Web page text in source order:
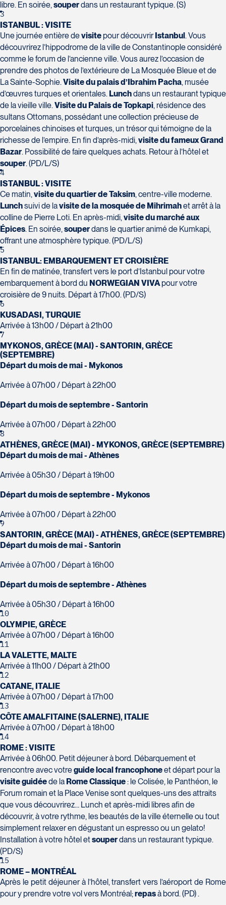
libre. En soirée,souperdans un restaurant typique. (S)
3
ISTANBUL : VISITE
Une journée entière devisite pour découvrirIstanbul . Vous
découvrirez l’hippodrome de la ville de Constantinople considéré
comme le forum de l’ancienne ville. Vous aurez l’occasion de
prendre des photos de l’extérieure de La Mosquée Bleue et de
La Sainte-Sophie.Visite du palais d’Ibrahim Pacha, musée
d’œuvres turques et orientales. Lunchdans un restaurant typique
de la vieille ville.Visite du Palais de Topkapi, résidence des
sultans Ottomans, possédant une collection précieuse de
porcelaines chinoises et turques, un trésor qui témoigne de la
richesse de l’empire. En fin d’après-midi,visite du fameux Grand
Bazar. Possibilité de faire quelques achats. Retour à l’hôtel et
souper. (PD/L/S)
4
ISTANBUL : VISITE
Ce matin,visite du quartier de Taksim, centre-ville moderne.
Lunchsuivi de lavisite de la mosquée de Mihrimahet arrêt à la
colline de Pierre Loti. En après-midi,visite du marché aux
Épices. En soirée,souperdans le quartier animé de Kumkapi,
offrant une atmosphère typique. (PD/L/S)
5
ISTANBUL: EMBARQUEMENT ET CROISIÈRE
En fin de matinée, transfert vers le port d’Istanbul pour votre
embarquement à bord du NORWEGIAN VIVApour votre
croisière de 9 nuits. Départ à 17h00. (PD/S)
6
KUSADASI, TURQUIE
Arrivée à 13h00 / Départ à 21h00
7
MYKONOS, GRÈCE (MAI) - SANTORIN, GRÈCE
(SEPTEMBRE)
Départ du mois de mai - Mykonos
Arrivée à 07h00 / Départ à 22h00
Départ du mois de septembre - Santorin
Arrivée à 07h00 / Départ à 22h00
8
ATHÈNES, GRÈCE (MAI) - MYKONOS, GRÈCE (SEPTEMBRE)
Départ du mois de mai - Athènes
Arrivée à 05h30 / Départ à 19h00
Départ du mois de septembre - Mykonos
Arrivée à 07h00 / Départ à 22h00
9
SANTORIN, GRÈCE (MAI) - ATHÈNES, GRÈCE (SEPTEMBRE)
Départ du mois de mai - Santorin
Arrivée à 07h00 / Départ à 16h00
Départ du mois de septembre - Athènes
Arrivée à 05h30 / Départ à 16h00
10
OLYMPIE, GRÈCE
Arrivée à 07h00 / Départ à 16h00
11
LA VALETTE, MALTE
Arrivée à 11h00 / Départ à 21h00
12
CATANE, ITALIE
Arrivée à 07h00 / Départ à 17h00
13
CÔTE AMALFITAINE (SALERNE), ITALIE
Arrivée à 07h00 / Départ à 18h00
14
ROME : VISITE
Arrivée à 06h00. Petit déjeuner à bord. Débarquement et
rencontre avec votreguide local francophoneet départ pour la
visite guidéede la Rome Classique: le Colisée, le Panthéon, le
Forum romain et la Place Venise sont quelques-uns des attraits
que vous découvrirez… Lunch et après-midi libres afin de
découvrir, à votre rythme, les beautés de la ville éternelle ou tout
simplement relaxer en dégustant un espresso ou un gelato!
Installation à votre hôtel etsouperdans un restaurant typique.
(PD/S)
15
ROME – MONTRÉAL
Après le petit déjeuner à l’hôtel, transfert vers l’aéroport de Rome
pour y prendre votre vol vers Montréal;repasà bord. (PD) .
Voyages Nouveau-Monde
420 Boulevard Manseau
Joliette
J6E 3E1
Tél :450-755-5557 / 1-877-751-5557
Voyages Terre et Monde
1460 Chemin Gascon
Terrebonne
J6X 2Z5
Tél :450-964-3574
Voyages des Laurentides
939 Boulevard Albiny-Paquette
Mont-Laurier
J9L 3J1
Tél :819-623-2511 / 1-866-385-2511
Club Voyages Orientation
Boucherville
J4B 6P5
Tél :450-655-1855 / 1-866-655-5736
Club Voyages Princesse
686 rue Principale
Granby
J2G 2Y4
Tél :
Voyages Action
Beloeil
J3G 4G7
Tél :450-464-0363 / 1-800-331-0363
Voyages Boislard Poirier
2840 Boulevard Laframboise
Saint-Hyacinthe
Tél :450-774-6436 / 1-800-561-2967
Voyages CAA Brossard
8940 Boulevard Leduc - Bureau 20
J4Y 0G4
450-465-0620 / 1-844-869-2439
Voyages Granby
157 rue Principale
Granby
J2G 2V5
Tél :
Voyages Jean-Pierre
2152 Boulevard Lapinière - Suite 104
Brossard
J4W 1L9
Tél :450-671-6654 / 1-888-461-6654
Voyages Tourbec Lapointe
1000 Boulevard Monseigneur Langlois -
Local 150
Salaberry-de-Valleyfield
J6S 0J7
Tél :450-373-1475
La Forfaiterie Voyages
5401 Boulevard Des Galeries - Local 104
(porte H)
Québec
G2K 1N4
Tél :418-652-2400 / 1-888-848-1518
Le Voyagiste de Québec
3229 Chemin des Quatre-Bourgeois -
Suite 120QuébecG1W 0C1
Tél :418-977-4080 / 1-877-977-4080
Voyages CAA Place de la Cité
2600 Boulevard Laurier #133, Place de la
Cité
Québec
G1V 4T3
Voyages CAA Québec
500 rue Bouvier - Suite 202
G2J 1E3
Tél :418-624-8222 / 1-844-869-2439
2 rue Pleau
Pont-Rouge
G3H 2G2
Voyages Laurier du Vallon - Siège
social
2700 Boulevard Laurier - Édifice
Champlain, bureau 5000
Québec
G1V 4K5
Tél :418-653-1882 / 1-800-640-1882
Voyages Paradis
2500 rue Beaurevoir, local 340
Québec
G2C 0M4
Tél :418-659-6650
SOUMETTRE